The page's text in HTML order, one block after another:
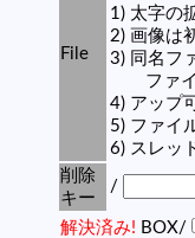
File
1) 太字の
2) 画像は
3) 同名フ
ファイ
4) アップ
5) ファイ
6) スレッ
削除
キー
/
解決済み! BOX/